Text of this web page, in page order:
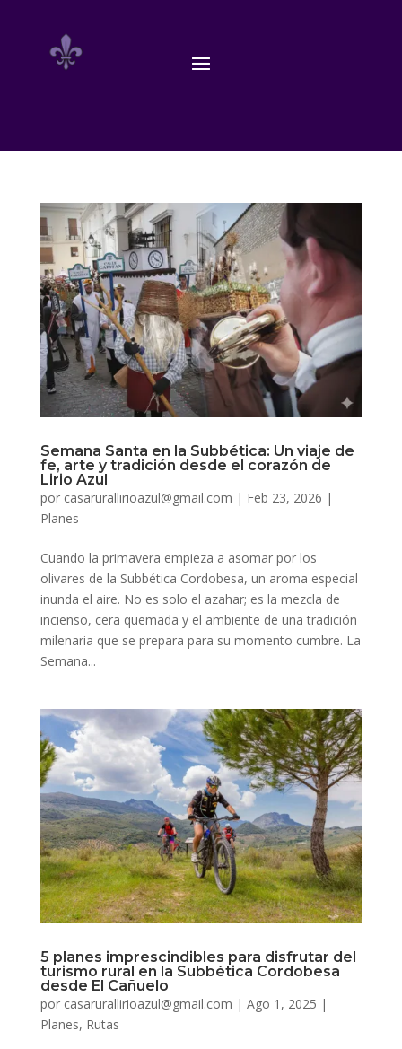
Semana Santa en la Subbética: Un viaje de
fe, arte y tradición desde el corazón de
Lirio Azul
por casarurallirioazul@gmail.com | Feb 23, 2026 |
Planes
Cuando la primavera empieza a asomar por los
olivares de la Subbética Cordobesa, un aroma especial
inunda el aire. No es solo el azahar; es la mezcla de
incienso, cera quemada y el ambiente de una tradición
milenaria que se prepara para su momento cumbre. La
Semana...
5 planes imprescindibles para disfrutar del
turismo rural en la Subbética Cordobesa
desde El Cañuelo
por casarurallirioazul@gmail.com | Ago 1, 2025 |
Planes, Rutas